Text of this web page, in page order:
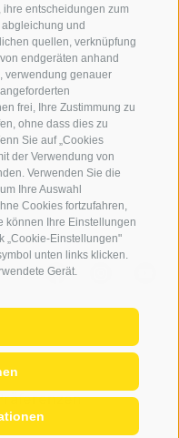
entscheidungen zum
und
quellen, verknüpfung
endgeräten anhand
verwendung genauer
frei, Ihre Zustimmung zu
ohne dass dies zu
Sie auf „Cookies
der Verwendung von
Verwenden Sie die
Ihre Auswahl
Cookies fortzufahren,
können Ihre Einstellungen
„Cookie-Einstellungen"
unten links klicken.
Gerät.
| en | IT02778720215
Richtlinie